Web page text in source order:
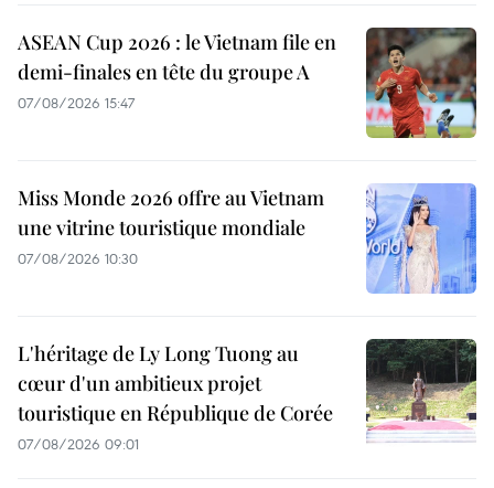
ASEAN Cup 2026 : le Vietnam file en
demi-finales en tête du groupe A
07/08/2026 15:47
Miss Monde 2026 offre au Vietnam
une vitrine touristique mondiale
07/08/2026 10:30
L'héritage de Ly Long Tuong au
cœur d'un ambitieux projet
touristique en République de Corée
07/08/2026 09:01